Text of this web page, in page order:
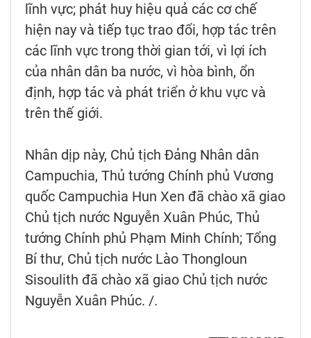
lĩnh vực; phát huy hiệu quả các cơ chế
hiện nay và tiếp tục trao đổi, hợp tác trên
các lĩnh vực trong thời gian tới, vì lợi ích
của nhân dân ba nước, vì hòa bình, ổn
định, hợp tác và phát triển ở khu vực và
trên thế giới.
Nhân dịp này, Chủ tịch Đảng Nhân dân
Campuchia, Thủ tướng Chính phủ Vương
quốc Campuchia Hun Xen đã chào xã giao
Chủ tịch nước Nguyễn Xuân Phúc, Thủ
tướng Chính phủ Phạm Minh Chính; Tổng
Bí thư, Chủ tịch nước Lào Thongloun
Sisoulith đã chào xã giao Chủ tịch nước
Nguyễn Xuân Phúc. /.